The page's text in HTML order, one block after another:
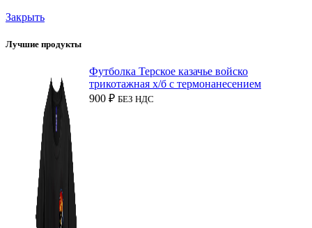
Закрыть
Лучшие продукты
Футболка Терское казачье войско
трикотажная х/б с термонанесением
900 ₽ БЕЗ НДС